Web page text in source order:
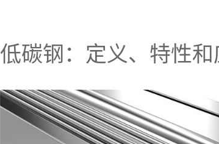
低碳钢：定义、特性和